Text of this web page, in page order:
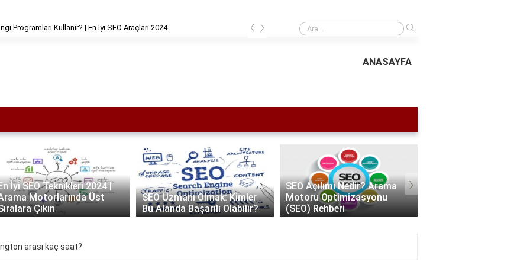
Ne Kadar Sürer? Gerçekçi Bir Zaman Çizelgesi En İyi SEO Teknikleri 2024 | Arama Motorlarında Üst Sıralara Çıkın
‹ ›
ANASAYFA
Uzmanı Olmak: Kimler
Alanda Başarılı Olabilir?
SEO Açılımı Nedir? Arama
Motoru Optimizasyonu
(SEO) Rehberi
SEO Uyumlu URL Oluşturma
Rehberi: Kolay ve Etkili
Yöntemler
›
arası kaç saat?